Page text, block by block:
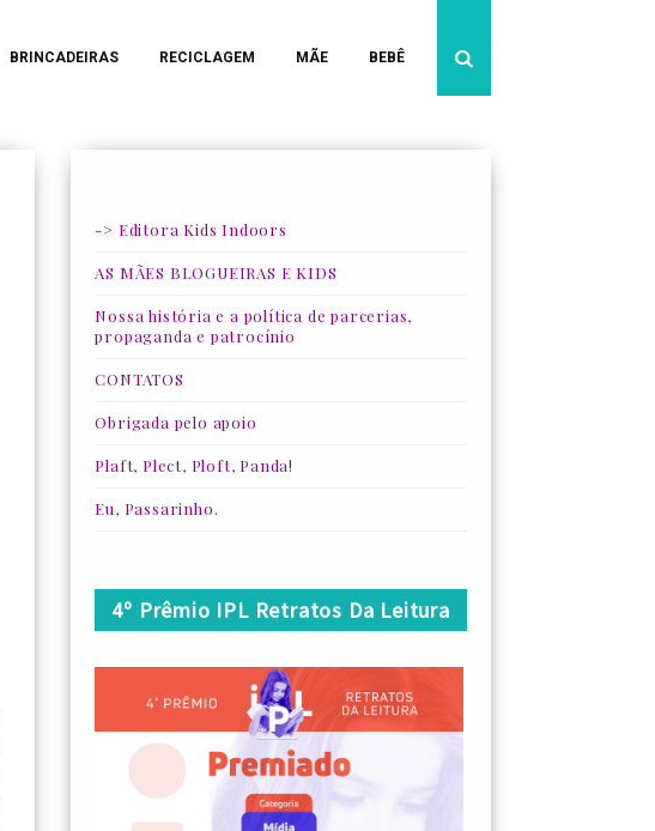
BRINCADEIRAS RECICLAGEM MÃE BEBÊ
-> Editora Kids Indoors
AS MÃES BLOGUEIRAS E KIDS
Nossa história e a política de parcerias,
propaganda e patrocínio
CONTATOS
Obrigada pelo apoio
Plaft, Plect, Ploft, Panda!
Eu, Passarinho.
4º Prêmio IPL Retratos Da Leitura